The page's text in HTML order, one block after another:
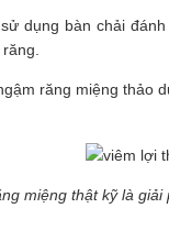
dụng bàn chải
răng miệng thảo
miệng thật kỹ là